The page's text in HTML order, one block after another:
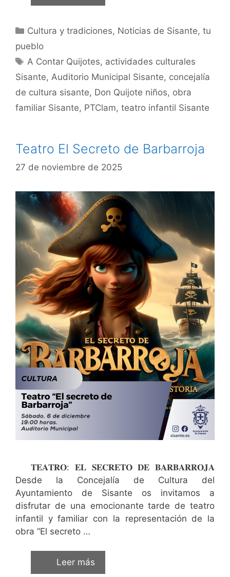
Cultura y tradiciones, Noticias de Sisante, tu
pueblo
A Contar Quijotes, actividades culturales
Sisante, Auditorio Municipal Sisante, concejalía
de cultura sisante, Don Quijote niños, obra
familiar Sisante, PTClam, teatro infantil Sisante
Teatro El Secreto de Barbarroja
27 de noviembre de 2025
𝐓𝐄𝐀𝐓𝐑𝐎: 𝐄𝐋 𝐒𝐄𝐂𝐑𝐄𝐓𝐎 𝐃𝐄 𝐁𝐀𝐑𝐁𝐀𝐑𝐑𝐎𝐉𝐀
Desde la Concejalía de Cultura del
Ayuntamiento de Sisante os invitamos a
disfrutar de una emocionante tarde de teatro
infantil y familiar con la representación de la
obra “El secreto …
Leer más